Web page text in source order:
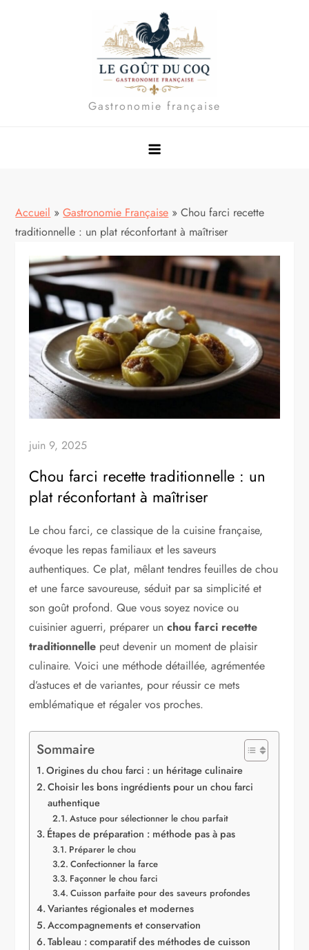
Gastronomie française
Accueil » Gastronomie Française » Chou farci recette
traditionnelle : un plat réconfortant à maîtriser
juin 9, 2025
Chou farci recette traditionnelle : un
plat réconfortant à maîtriser
Le chou farci, ce classique de la cuisine française,
évoque les repas familiaux et les saveurs
authentiques. Ce plat, mêlant tendres feuilles de chou
et une farce savoureuse, séduit par sa simplicité et
son goût profond. Que vous soyez novice ou
cuisinier aguerri, préparer un chou farci recette
traditionnelle peut devenir un moment de plaisir
culinaire. Voici une méthode détaillée, agrémentée
d’astuces et de variantes, pour réussir ce mets
emblématique et régaler vos proches.
Sommaire
Origines du chou farci : un héritage culinaire
Choisir les bons ingrédients pour un chou farci
authentique
Astuce pour sélectionner le chou parfait
Étapes de préparation : méthode pas à pas
Préparer le chou
Confectionner la farce
Façonner le chou farci
Cuisson parfaite pour des saveurs profondes
Variantes régionales et modernes
Accompagnements et conservation
Tableau : comparatif des méthodes de cuisson